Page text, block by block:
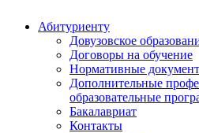
Абитуриенту
Довузовское
Договоры на обучение
Нормативные
Дополнительные
образовательные
Бакалавриат
Контакты